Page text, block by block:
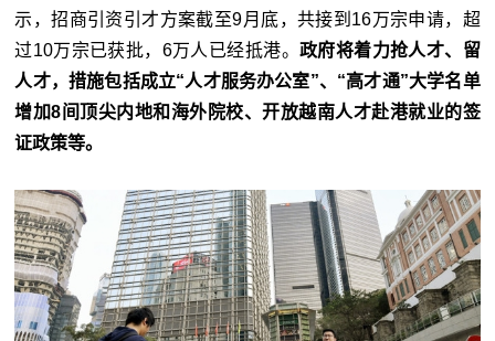
示，招商引资引才方案截至9月底，共接到16万宗申请，超
过10万宗已获批，6万人已经抵港。 政府将着力抢人才、留
人才，措施包括成立“人才服务办公室”、“高才通”大学名单
增加8间顶尖内地和海外院校、开放越南人才赴港就业的签
证政策等。